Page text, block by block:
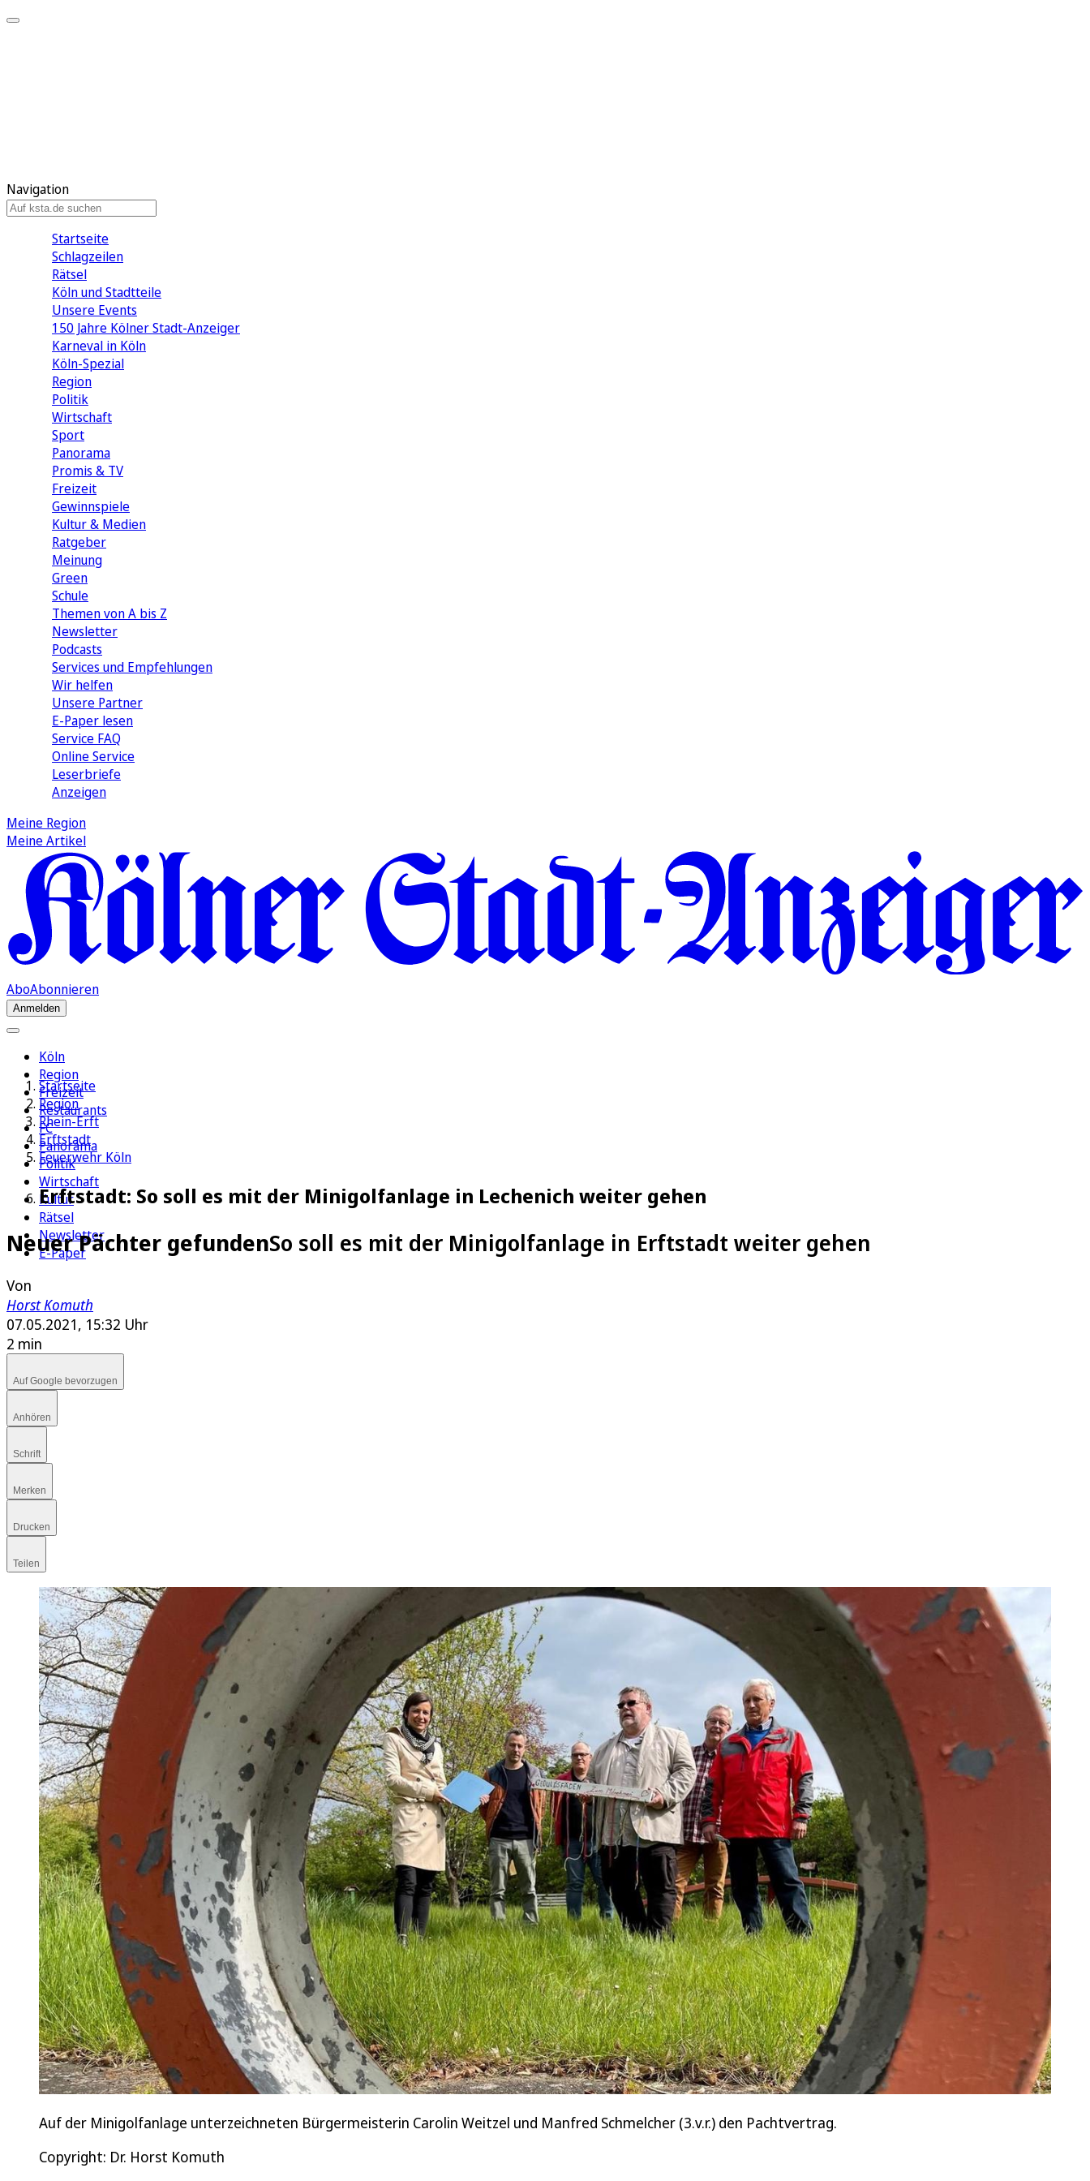
Navigation
Startseite
Schlagzeilen
Rätsel
Köln und Stadtteile
Unsere Events
150 Jahre Kölner Stadt-Anzeiger
Karneval in Köln
Köln-Spezial
Region
Politik
Wirtschaft
Sport
Panorama
Promis & TV
Freizeit
Gewinnspiele
Kultur & Medien
Ratgeber
Meinung
Green
Schule
Themen von A bis Z
Newsletter
Podcasts
Services und Empfehlungen
Wir helfen
Unsere Partner
E-Paper lesen
Service FAQ
Online Service
Leserbriefe
Anzeigen
Meine Region
Meine Artikel
AboAbonnieren
Anmelden
Köln
Region
Freizeit
Restaurants
FC
Panorama
Politik
Wirtschaft
Kultur
Rätsel
Newsletter
E-Paper
Startseite
Region
Rhein-Erft
Erftstadt
Feuerwehr Köln
Erftstadt: So soll es mit der Minigolfanlage in Lechenich weiter gehen
Neuer Pächter gefundenSo soll es mit der Minigolfanlage in Erftstadt weiter gehen
Von
Horst Komuth
07.05.2021, 15:32 Uhr
2 min
Auf Google bevorzugen
Anhören
Schrift
Merken
Drucken
Teilen
Auf der Minigolfanlage unterzeichneten Bürgermeisterin Carolin Weitzel und Manfred Schmelcher (3.v.r.) den Pachtvertrag.
Copyright: Dr. Horst Komuth